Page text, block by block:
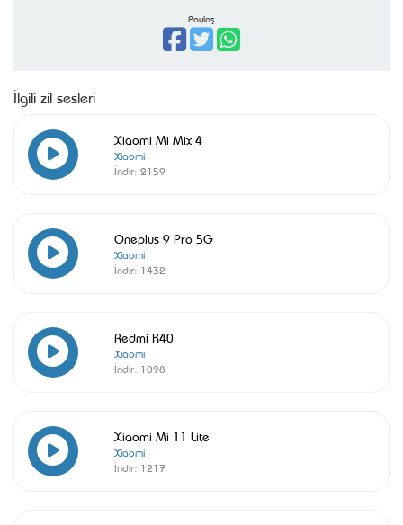
Paylaş
İlgili zil sesleri
Xiaomi Mi Mix 4
Xiaomi
İndir: 2159
Oneplus 9 Pro 5G
Xiaomi
İndir: 1432
Redmi K40
Xiaomi
İndir: 1098
Xiaomi Mi 11 Lite
Xiaomi
İndir: 1217